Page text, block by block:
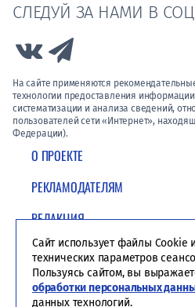
О ПРОЕКТЕ
РЕКЛАМОДАТЕЛЯМ
РЕДАКЦИЯ
ПОЛИТИКА
СЛЕДУЙ ЗА НАМИ В
Link to Vk
На сайте применяются
технологии предоставления
систематизации и анализа сведений,
пользователей сети «Интернет»,
Федерации).
Сайт использует файлы Cookie
технических параметров
Пользуясь сайтом, вы
обработки персональных
данных технологий.